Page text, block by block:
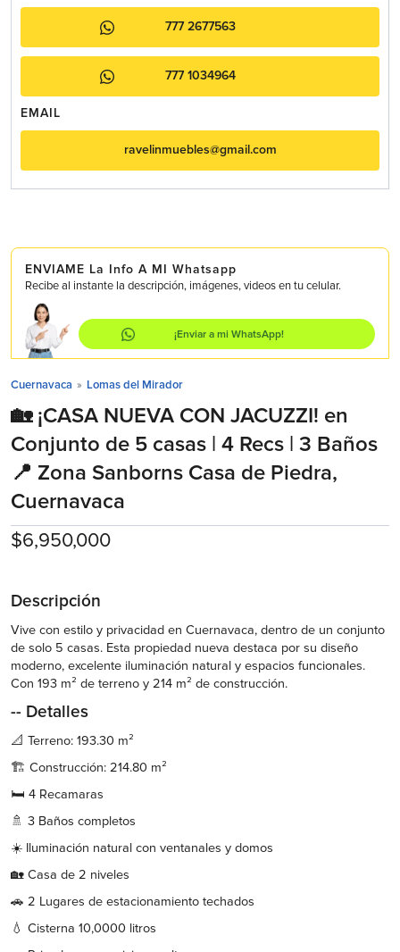
ENVIAME La Info A MI Whatsapp
Recibe al instante la descripción, imágenes, videos en tu celular.
¡Enviar a mi WhatsApp!
Cuernavaca » Lomas del Mirador
🏡 ¡CASA NUEVA CON JACUZZI! en
Conjunto de 5 casas | 4 Recs | 3 Baños
📍 Zona Sanborns Casa de Piedra,
Cuernavaca
$6,950,000
Descripción
Vive con estilo y privacidad en Cuernavaca, dentro de un conjunto
de solo 5 casas. Esta propiedad nueva destaca por su diseño
moderno, excelente iluminación natural y espacios funcionales.
Con 193 m² de terreno y 214 m² de construcción.
-- Detalles
📐 Terreno: 193.30 m²
🏗️ Construcción: 214.80 m²
🛏️ 4 Recamaras
🚿 3 Baños completos
☀️ Iluminación natural con ventanales y domos
🏡 Casa de 2 niveles
🚗 2 Lugares de estacionamiento techados
💧 Cisterna 10,0000 litros
777 2677563
777 1034964
EMAIL
ravelinmuebles@gmail.com